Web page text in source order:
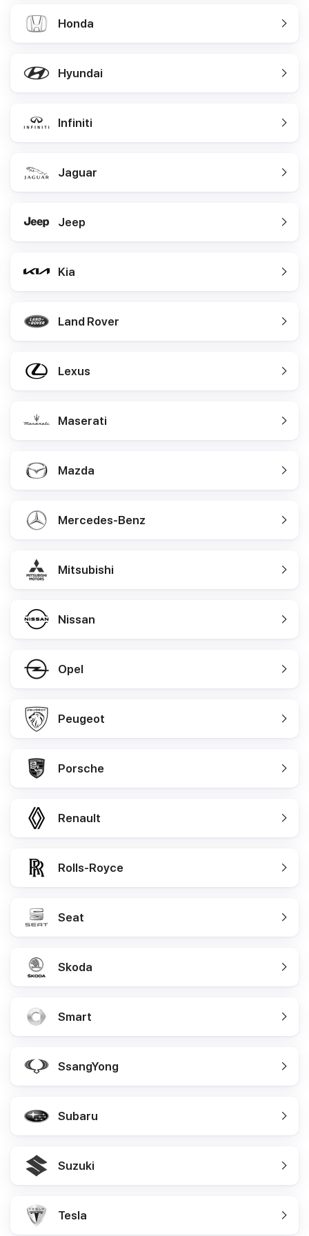
Honda
Hyundai
Infiniti
Jaguar
Jeep
Kia
Land Rover
Lexus
Maserati
Mazda
Mercedes-Benz
Mitsubishi
Nissan
Opel
Peugeot
Porsche
Renault
Rolls-Royce
Seat
Skoda
Smart
SsangYong
Subaru
Suzuki
Tesla